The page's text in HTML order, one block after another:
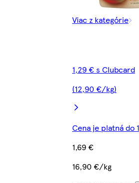
Viac z kategórie
1,29 € s Clubcard
(12,90 €/kg)
Cena je platná do
1,69 €
16,90 €/kg